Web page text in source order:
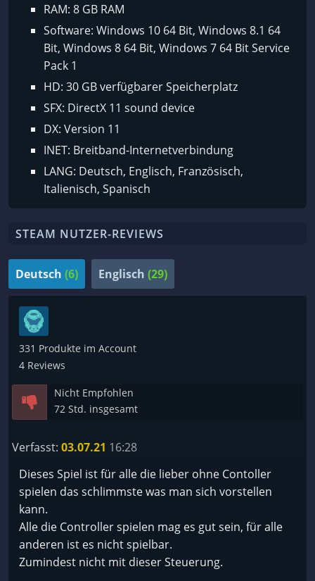
RAM: 8 GB RAM
Software: Windows 10 64 Bit, Windows 8.1 64
Bit, Windows 8 64 Bit, Windows 7 64 Bit Service
Pack 1
HD: 30 GB verfügbarer Speicherplatz
SFX: DirectX 11 sound device
DX: Version 11
INET: Breitband-Internetverbindung
LANG: Deutsch, Englisch, Französisch,
Italienisch, Spanisch
STEAM NUTZER-REVIEWS
Deutsch (6) Englisch (29)
331 Produkte im Account
4 Reviews
Nicht Empfohlen
72 Std. insgesamt
Verfasst: 03.07.21 16:28
Dieses Spiel ist für alle die lieber ohne Contoller
spielen das schlimmste was man sich vorstellen
kann.
Alle die Controller spielen mag es gut sein, für alle
anderen ist es nicht spielbar.
Zumindest nicht mit dieser Steuerung.